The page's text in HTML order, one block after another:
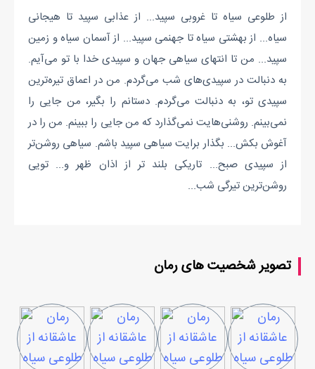
از طلوعی سیاه تا غروبی سپید... از عذابی سپید تا هیجانی
سیاه... از بهشتی سیاه تا جهنمی سپید... از آسمان سیاه و زمین
سپید... من تا انتهای سیاهی جهان و سپیدی خدا با تو می‌آیم.
به دنبالت در سپیدی‌های شب می‌گردم. من در اعماق تیره‌ترین
سپیدی تو، به دنبالت می‌گردم. دستانم را بگیر، من جایی را
نمی‌بینم. روشنی‌هایت نمی‌گذارد که من جایی را ببینم. من را در
آغوش بکش... بگذار برایت سیاهی سپید باشم. سیاهی روشن‌تر
از سپیدی صبح... تاریکی بلند تر از اذان ظهر و... تویی
روشن‌ترین تیرگی شب...
تصویر شخصیت های رمان